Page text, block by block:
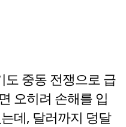
도 중동 전쟁으로 급
오히려 손해를 입
데, 달러까지 덩달